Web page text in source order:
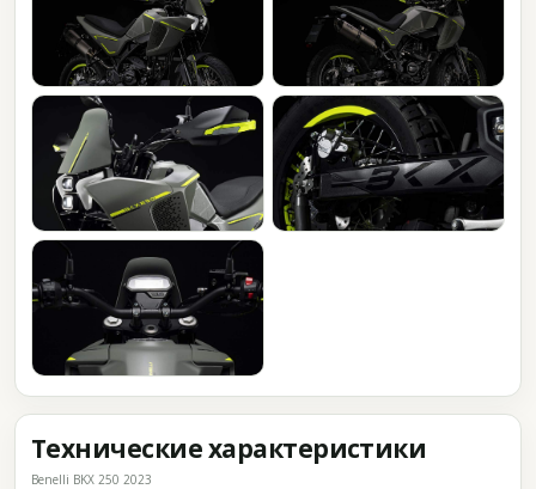
Технические характеристики
Benelli BKX 250 2023